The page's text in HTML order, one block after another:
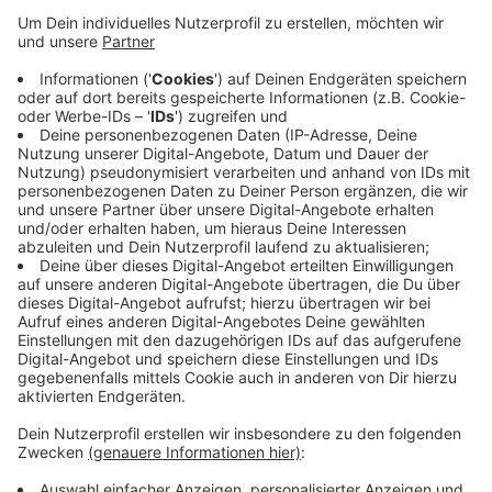
bundesweiten Wert, aber innerhalb von NRW
stehen wir auf dem fünften Platz der schlimmsten
Corona-Hotspots. Über 2.300 Menschen aus
Wuppertal sind aktuell infiziert. In den
verschiedenen Altersgruppen gibt es in Wuppertal
mittlerweile auch zwei, bei denen die Inzidenz über
1.000 liegt: Am stärksten betroffen sind die zehn-
bis 14-Jährigen (1.227), gefolgt von den Fünf- bis
Neunjährigen (1.020).
Veröffentlicht:Dienstag, 07.12.2021 09:05
Anzeige